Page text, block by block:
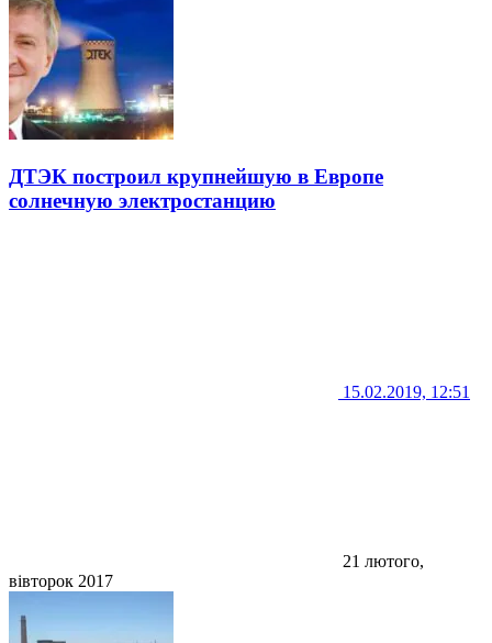
ДТЭК построил крупнейшую в Европе
солнечную электростанцию
15.02.2019, 12:51
21 лютого,
вівторок 2017